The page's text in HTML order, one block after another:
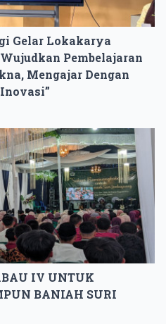
Gelar Lokakarya
Pembelajaran
Mengajar Dengan
IV UNTUK
BANIAH SURI